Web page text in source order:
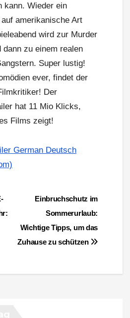
kann. Wieder ein
amerikanische Art
wird zur Murder
zu einem realen
Super lustig!
ever, findet der
Der
hat 11 Mio Klicks,
Films zeigt!
German Deutsch
Einbruchschutz im
Sommerurlaub:
Wichtige Tipps, um das
Zuhause zu schützen